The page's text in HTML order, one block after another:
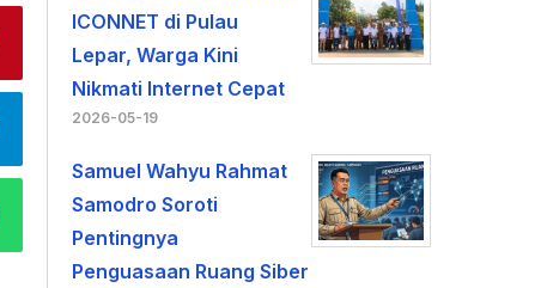
ICONNET di Pulau
Lepar, Warga Kini
Nikmati Internet Cepat
2026-05-19
Samuel Wahyu Rahmat
Samodro Soroti
Pentingnya
Penguasaan Ruang Siber